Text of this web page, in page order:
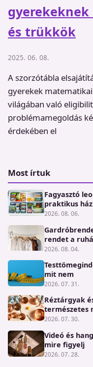
gyerekeknek
és trükkök
2025. 06. 08.
A szorzótábla
gyerekek
világában való
problémamegoldás
érdekében el
Most írtuk
Fagyasztó
praktikus
2026. 08. 06.
rendet a
2026. 08. 04.
mit nem
2026. 07. 31.
Réztárgyak
természetes
2026. 07. 30.
Videó és
mire figyelj
2026. 07. 28.